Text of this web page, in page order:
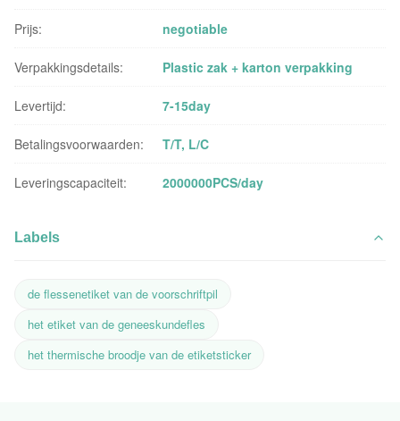
Prijs: negotiable
Verpakkingsdetails: Plastic zak + karton verpakking
Levertijd: 7-15day
Betalingsvoorwaarden: T/T, L/C
Leveringscapaciteit: 2000000PCS/day
Labels
de flessenetiket van de voorschriftpil
het etiket van de geneeskundefles
het thermische broodje van de etiketsticker